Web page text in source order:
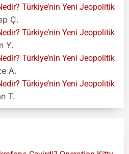
Türkiye’nin Yeni Jeopolitik
Ç.
Türkiye’nin Yeni Jeopolitik
Y.
Türkiye’nin Yeni Jeopolitik
A.
Türkiye’nin Yeni Jeopolitik
T.